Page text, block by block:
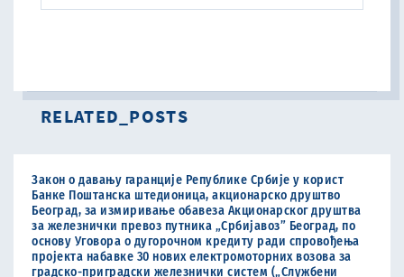
RELATED_POSTS
Закон о давању гаранције Републике Србије у корист
Банке Поштанска штедионица, акционарско друштво
Београд, за измиривање обавеза Aкционарског друштва
за железнички превоз путника „Србијавоз” Београд, по
основу Уговора о дугорочном кредиту ради спровођења
пројекта набавке 30 нових електромоторних возова за
градско-приградски железнички систем („Службени